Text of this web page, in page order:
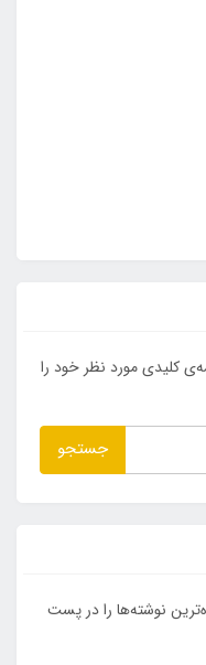
کلیدی مورد نظر خود را
جستجو
نوشته‌ها را در پست